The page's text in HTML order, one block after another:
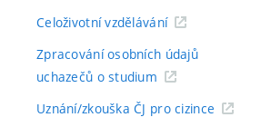
Celoživotní vzdělávání
Zpracování osobních údajů
uchazečů o studium
Uznání/zkouška ČJ pro cizince